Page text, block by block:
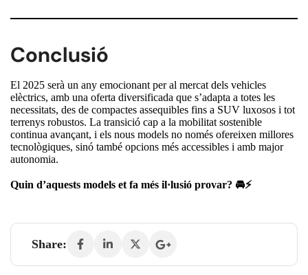
Conclusió
El 2025 serà un any emocionant per al mercat dels vehicles
elèctrics, amb una oferta diversificada que s’adapta a totes les
necessitats, des de compactes assequibles fins a SUV luxosos i tot
terrenys robustos. La transició cap a la mobilitat sostenible
continua avançant, i els nous models no només ofereixen millores
tecnològiques, sinó també opcions més accessibles i amb major
autonomia.
Quin d’aquests models et fa més il·lusió provar? 🚘⚡
Share: